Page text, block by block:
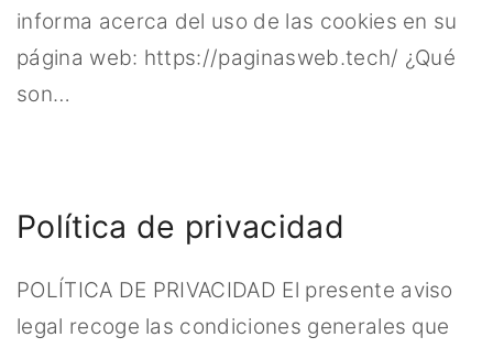
informa acerca del uso de las cookies en su
página web: https://paginasweb.tech/ ¿Qué
son…
Política de privacidad
POLÍTICA DE PRIVACIDAD El presente aviso
legal recoge las condiciones generales que